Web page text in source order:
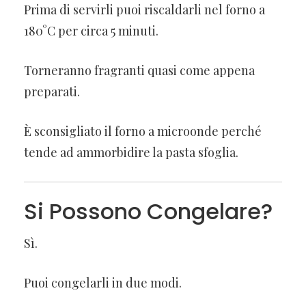
Prima di servirli puoi riscaldarli nel forno a
180°C per circa 5 minuti.
Torneranno fragranti quasi come appena
preparati.
È sconsigliato il forno a microonde perché
tende ad ammorbidire la pasta sfoglia.
Si Possono Congelare?
Sì.
Puoi congelarli in due modi.